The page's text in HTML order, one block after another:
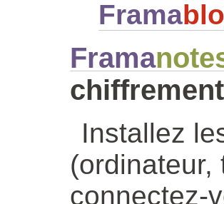
Frama
Frama
Installez
(ordinateur,
connectez-